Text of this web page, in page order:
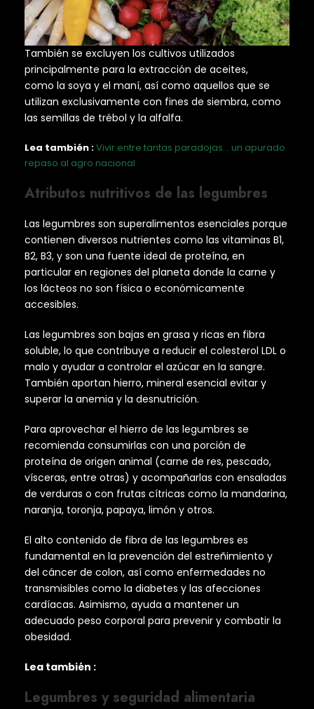
También se excluyen los cultivos utilizados
principalmente para la extracción de aceites,
como la soya y el maní, así como aquellos que se
utilizan exclusivamente con fines de siembra, como
las semillas de trébol y la alfalfa.
Lea también :Vivir entre tantas paradojas… un apurado
repaso al agro nacional
Atributos nutritivos de las legumbres
Las legumbres son superalimentos esenciales porque
contienen diversos nutrientes como las vitaminas B1,
B2, B3, y son una fuente ideal de proteína, en
particular en regiones del planeta donde la carne y
los lácteos no son física o económicamente
accesibles.
Las legumbres son bajas en grasa y ricas en fibra
soluble, lo que contribuye a reducir el colesterol LDL o
malo y ayudar a controlar el azúcar en la sangre.
También aportan hierro, mineral esencial evitar y
superar la anemia y la desnutrición.
Para aprovechar el hierro de las legumbres se
recomienda consumirlas con una porción de
proteína de origen animal (carne de res, pescado,
vísceras, entre otras) y acompañarlas con ensaladas
de verduras o con frutas cítricas como la mandarina,
naranja, toronja, papaya, limón y otros.
El alto contenido de fibra de las legumbres es
fundamental en la prevención del estreñimiento y
del cáncer de colon, así como enfermedades no
transmisibles como la diabetes y las afecciones
cardíacas. Asimismo, ayuda a mantener un
adecuado peso corporal para prevenir y combatir la
obesidad.
Lea también :
Legumbres y seguridad alimentaria